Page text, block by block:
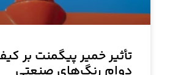
تأثیر خمیر پیگمنت بر